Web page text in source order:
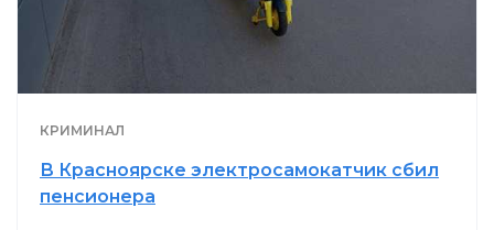
КРИМИНАЛ
В Красноярске электросамокатчик сбил
пенсионера